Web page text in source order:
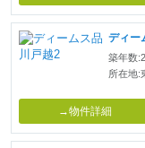
ディー
築年数
所在地:
→物件詳細